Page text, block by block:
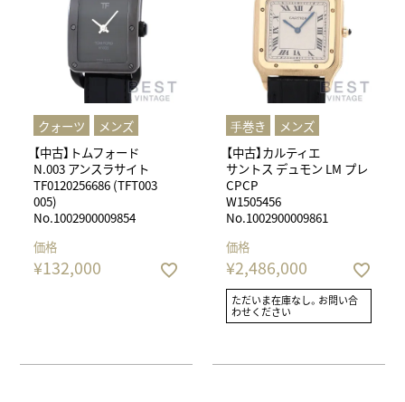
クォーツ
メンズ
【中古】トムフォード
N.003 アンスラサイト
TF0120256686 (TFT003
005)
No.1002900009854
価格
¥132,000
⼿巻き
メンズ
【中古】カルティエ
サントス デュモン LM プレ
CPCP
W1505456
No.1002900009861
価格
¥2,486,000
ただいま在庫なし。お問い合
わせください